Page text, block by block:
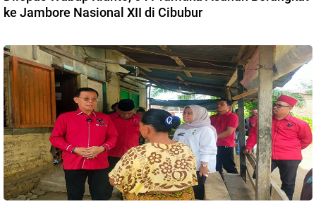
ke Jambore Nasional XII di Cibubur